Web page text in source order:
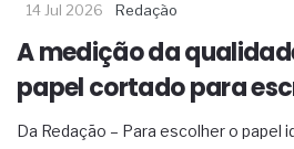
14 Jul 2026 Redação
A medição da
papel cortado para
Da Redação – Para escolher o papel